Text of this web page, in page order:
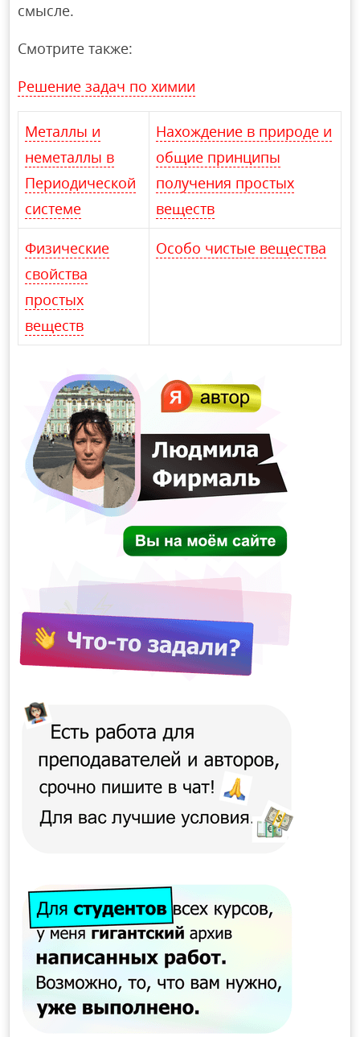
смысле.
Смотрите также:
Решение задач по химии
Металлы и
неметаллы в
Периодической
системе
Нахождение в природе и
общие принципы
получения простых
веществ
Физические
свойства
простых
веществ
Особо чистые вещества